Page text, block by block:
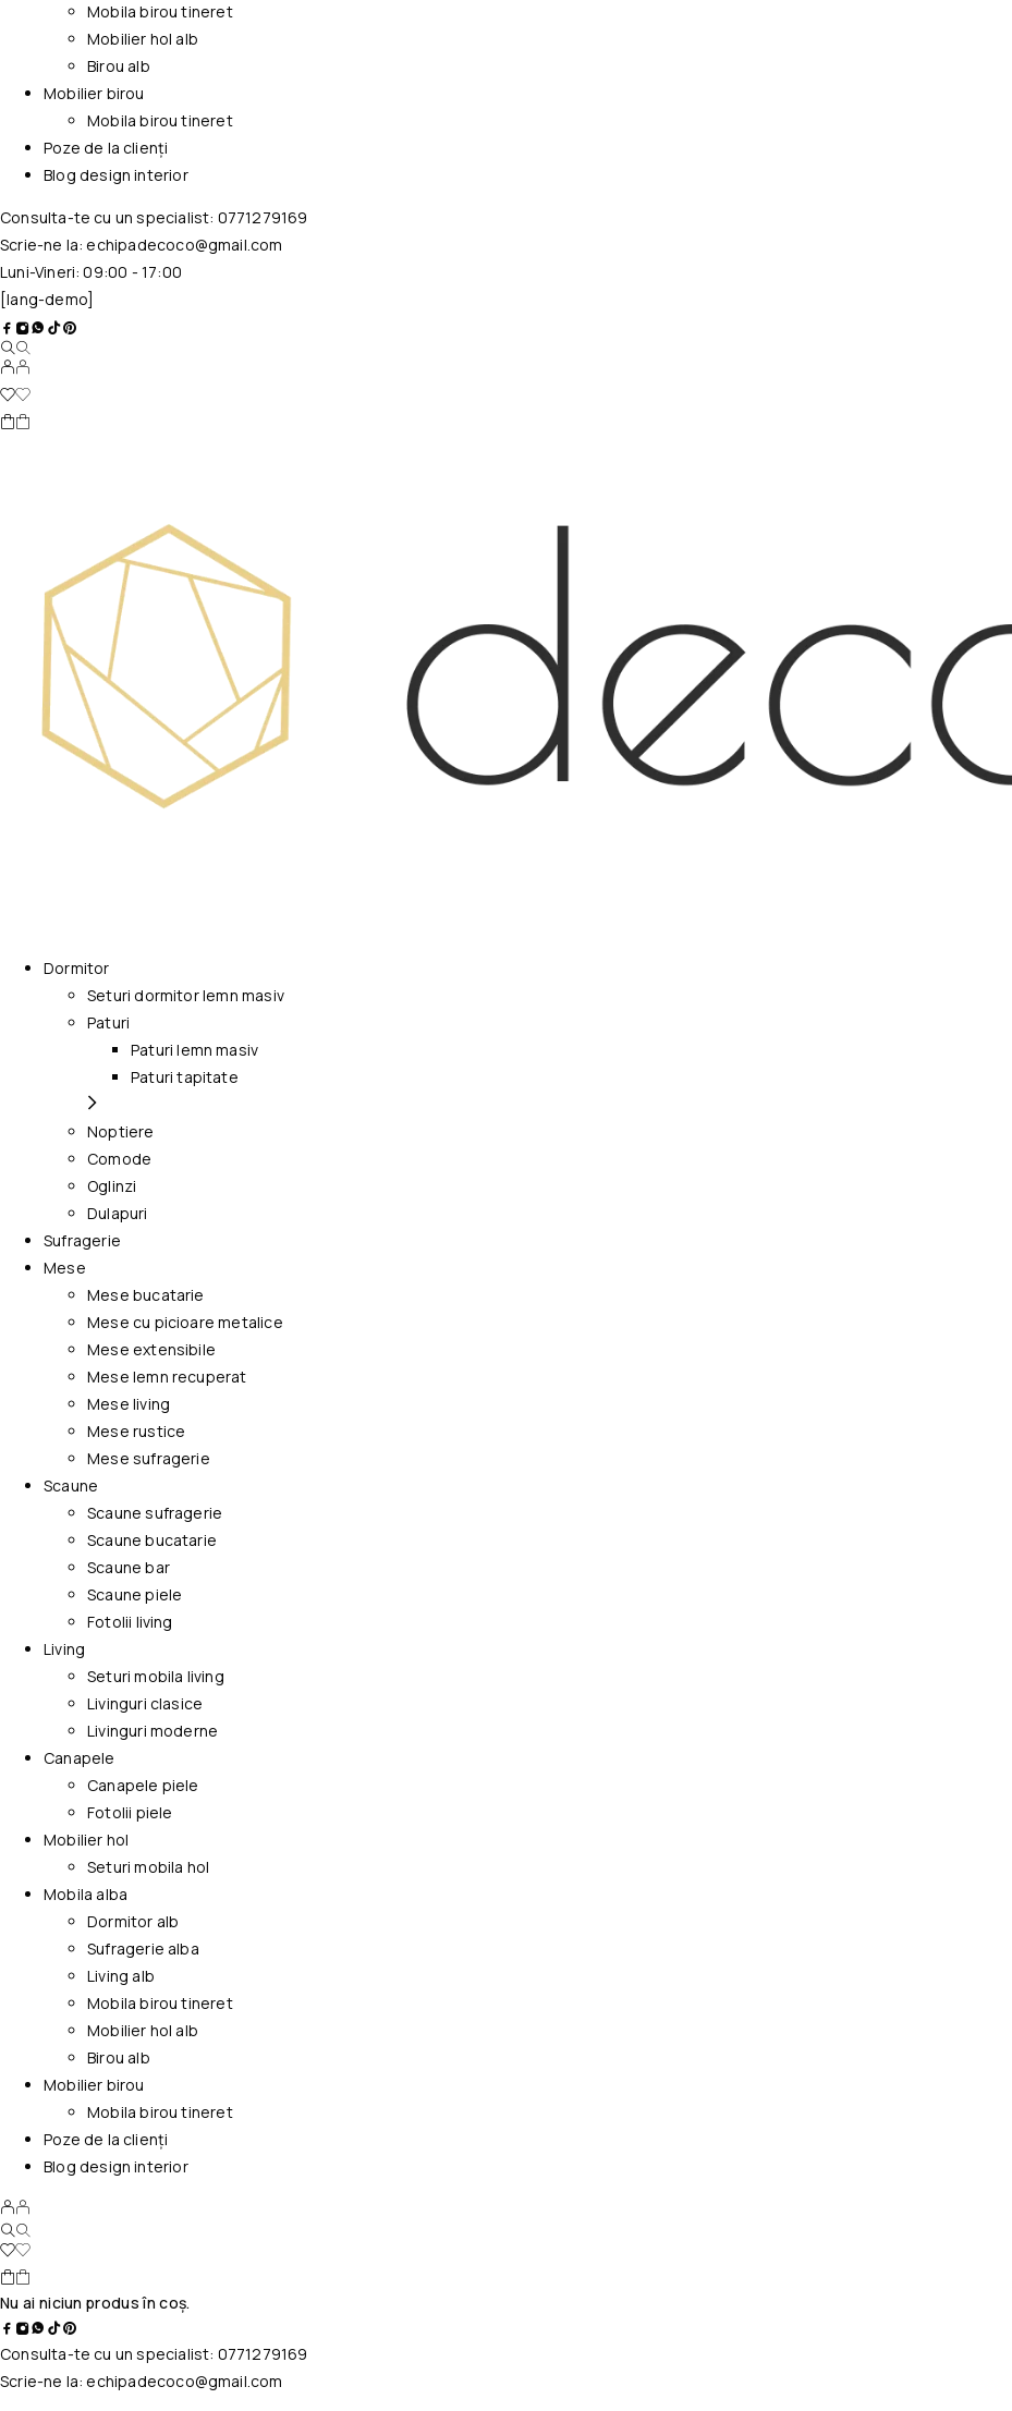
Mobila birou tineret
Mobilier hol alb
Birou alb
Mobilier birou
Mobila birou tineret
Poze de la clienți
Blog design interior
Consulta-te cu un specialist: 0771279169
Scrie-ne la:echipadecoco@gmail.com
Luni-Vineri: 09:00 - 17:00
[lang-demo]
Dormitor
Seturi dormitor lemn masiv
Paturi
Paturi lemn masiv
Paturi tapitate
Noptiere
Comode
Oglinzi
Dulapuri
Sufragerie
Mese
Mese bucatarie
Mese cu picioare metalice
Mese extensibile
Mese lemn recuperat
Mese living
Mese rustice
Mese sufragerie
Scaune
Scaune sufragerie
Scaune bucatarie
Scaune bar
Scaune piele
Fotolii living
Living
Seturi mobila living
Livinguri clasice
Livinguri moderne
Canapele
Canapele piele
Fotolii piele
Mobilier hol
Seturi mobila hol
Mobila alba
Dormitor alb
Sufragerie alba
Living alb
Mobila birou tineret
Mobilier hol alb
Birou alb
Mobilier birou
Mobila birou tineret
Poze de la clienți
Blog design interior
Nu ai niciun produs în coș.
Consulta-te cu un specialist: 0771279169
Scrie-ne la:echipadecoco@gmail.com